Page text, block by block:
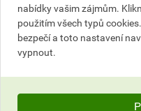
Popis
těsnicí manžetou),
nabídky vašim zájmům.
použitím všech typů
bezpečí a toto nastavení
vypnout.